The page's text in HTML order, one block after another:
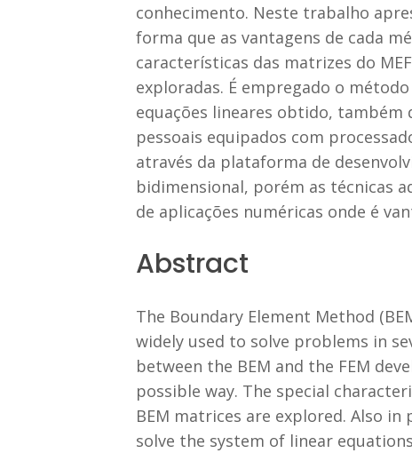
conhecimento. Neste trabalho
forma que as vantagens de cada
características das matrizes do
exploradas. É empregado o
equações lineares obtido,
pessoais equipados com
através da plataforma de
bidimensional, porém as técnicas
de aplicações numéricas onde é
Abstract
The Boundary Element Method
widely used to solve problems in
between the BEM and the FEM
possible way. The special
BEM matrices are explored. Also
solve the system of linear